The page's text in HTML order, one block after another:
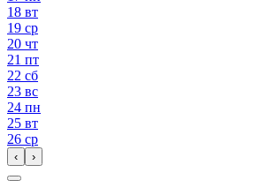
18 вт
19 ср
20 чт
21 пт
22 сб
23 вс
24 пн
25 вт
26 ср
‹ ›